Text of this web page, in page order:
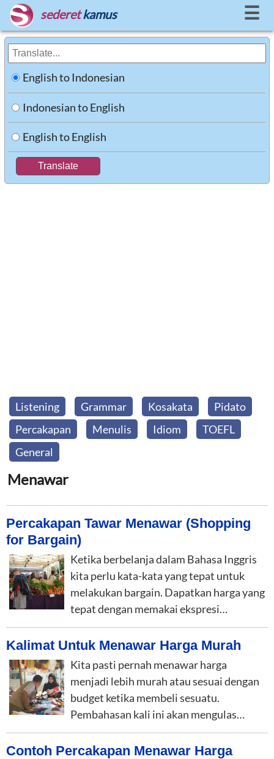
sederet kamus ☰
English to Indonesian
Indonesian to English
English to English
Listening Grammar Kosakata
Pidato
Percakapan
Menulis Idiom
TOEFL
General
Menawar
Percakapan Tawar Menawar (Shopping
for Bargain)
Ketika berbelanja dalam Bahasa Inggris
kita perlu kata-kata yang tepat untuk
melakukan bargain. Dapatkan harga yang
tepat dengan memakai ekspresi…
Kalimat Untuk Menawar Harga Murah
Kita pasti pernah menawar harga
menjadi lebih murah atau sesuai dengan
budget ketika membeli sesuatu.
Pembahasan kali ini akan mengulas…
Contoh Percakapan Menawar Harga